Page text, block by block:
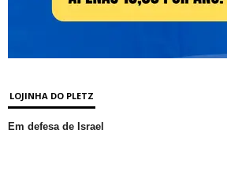
LOJINHA DO PLETZ
Em defesa de Israel